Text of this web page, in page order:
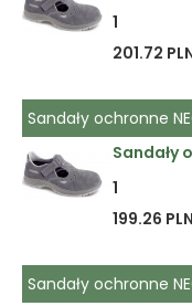
1
201.72
Sandały ochronne
Sandały
1
199.26
Sandały ochronne